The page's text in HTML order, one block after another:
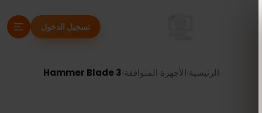
تسجيل الدخول
الرئيسية›الأجهزة المتوافقة›
Hammer Blade 3